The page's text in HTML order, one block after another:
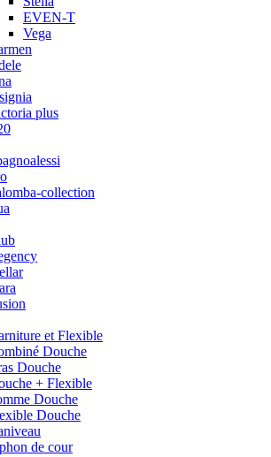
EVEN-T
Vega
plus
collection
et Flexible
Douche
Douche
+ Flexible
Douche
Douche
de cour